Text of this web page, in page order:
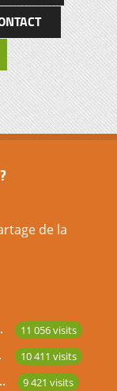
de la
11 056 visits
10 411 visits
DES BAOULES 9 421 visits